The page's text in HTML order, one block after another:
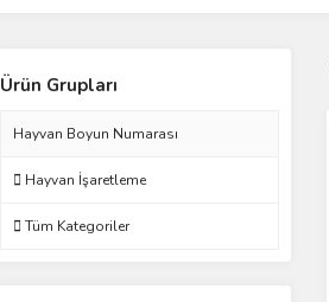
Ürün Grupları
Hayvan Boyun Numarası
Hayvan İşaretleme
Tüm Kategoriler